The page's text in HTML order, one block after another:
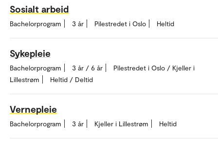
Sosialt arbeid
Bachelorprogram 3 år Pilestredet i Oslo Heltid
Sykepleie
Bachelorprogram 3 år / 6 år
Pilestredet i Oslo / Kjeller i
Lillestrøm
Heltid / Deltid
Vernepleie
Bachelorprogram 3 år Kjeller i Lillestrøm Heltid